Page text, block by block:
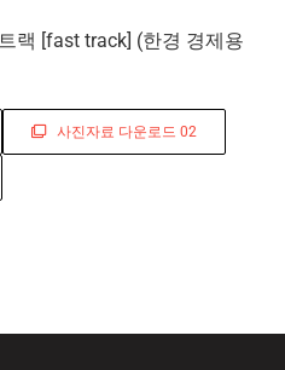
랙 [fast track] (한경 경제용
사진자료 다운로드 02